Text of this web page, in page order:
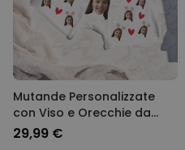
Mutande Personalizzate
con Viso e Orecchie da
Coniglio
29,99 €